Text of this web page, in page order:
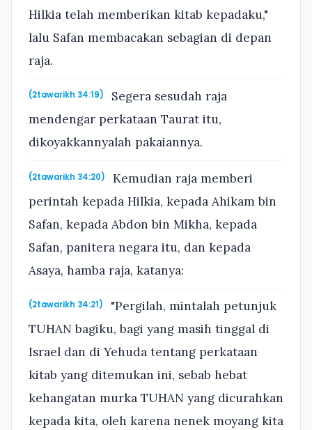
Hilkia telah memberikan kitab kepadaku,"
lalu Safan membacakan sebagian di depan
raja.
(2tawarikh 34:19)
Segera sesudah raja
mendengar perkataan Taurat itu,
dikoyakkannyalah pakaiannya.
(2tawarikh 34:20)
Kemudian raja memberi
perintah kepada Hilkia, kepada Ahikam bin
Safan, kepada Abdon bin Mikha, kepada
Safan, panitera negara itu, dan kepada
Asaya, hamba raja, katanya:
(2tawarikh 34:21)
"Pergilah, mintalah petunjuk
TUHAN bagiku, bagi yang masih tinggal di
Israel dan di Yehuda tentang perkataan
kitab yang ditemukan ini, sebab hebat
kehangatan murka TUHAN yang dicurahkan
kepada kita, oleh karena nenek moyang kita